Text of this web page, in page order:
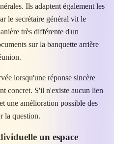
Ils adaptent également les
le secrétaire général vit le
très différente d'un
sur la banquette arrière
lorsqu'une réponse sincère
concret. S'il n'existe aucun lien
une amélioration possible des
la question.
un espace